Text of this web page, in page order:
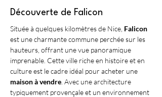
Découverte de Falicon
Située à quelques kilomètres de Nice, Falicon
est une charmante commune perchée sur les
hauteurs, offrant une vue panoramique
imprenable. Cette ville riche en histoire et en
culture est le cadre idéal pour acheter une
maison à vendre . Avec une architecture
typiquement provençale et un environnement